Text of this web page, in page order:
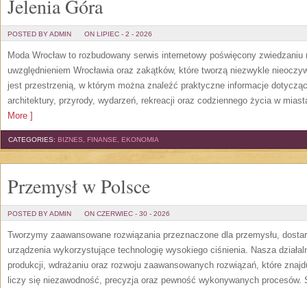
Jelenia Góra
POSTED BY ADMIN ON LIPIEC - 2 - 2026
Moda Wrocław to rozbudowany serwis internetowy poświęcony
uwzględnieniem Wrocławia oraz zakątków, które tworzą niezwykle
jest przestrzenią, w którym można znaleźć praktyczne informacje
architektury, przyrody, wydarzeń, rekreacji oraz codziennego życia w
More ]
CATEGORIES: BIZNES, FINANSE, EKONOMIA
Przemysł w Polsce
POSTED BY ADMIN ON CZERWIEC - 30 - 2026
Tworzymy zaawansowane rozwiązania przeznaczone dla przemysłu,
urządzenia wykorzystujące technologię wysokiego ciśnienia. Nasza
produkcji, wdrażaniu oraz rozwoju zaawansowanych rozwiązań, które
liczy się niezawodność, precyzja oraz pewność wykonywanych procesów.